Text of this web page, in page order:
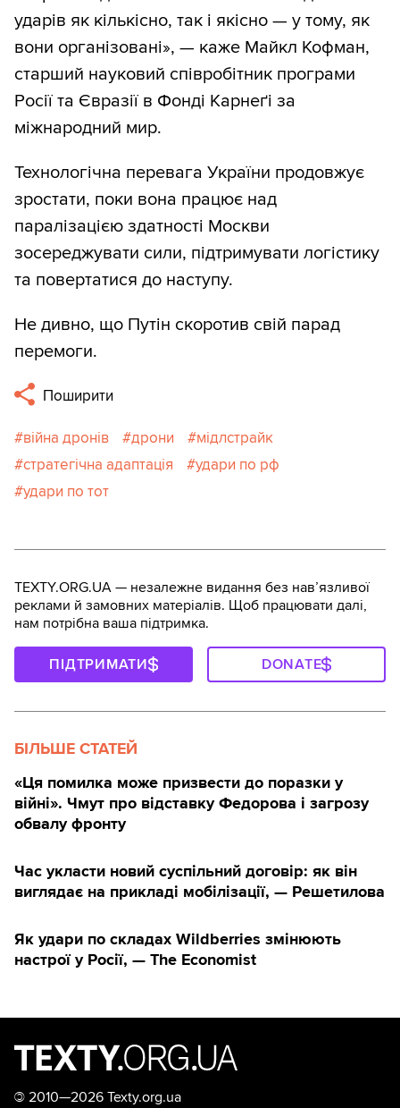
ударів як кількісно, так і якісно — у тому, як
вони організовані», — каже Майкл Кофман,
старший науковий співробітник програми
Росії та Євразії в Фонді Карнеґі за
міжнародний мир.
Технологічна перевага України продовжує
зростати, поки вона працює над
паралізацією здатності Москви
зосереджувати сили, підтримувати логістику
та повертатися до наступу.
Не дивно, що Путін скоротив свій парад
перемоги.
Поширити
війна дронів дрони
мідлстрайк
стратегічна адаптація
удари по рф
удари по тот
TEXTY.ORG.UA — незалежне видання без навʼязливої
реклами й замовних матеріалів. Щоб працювати далі,
нам потрібна ваша підтримка.
ПІДТРИМАТИ DONATE
БІЛЬШЕ СТАТЕЙ
«Ця помилка може призвести до поразки у
війні». Чмут про відставку Федорова і загрозу
обвалу фронту
Час укласти новий суспільний договір: як він
виглядає на прикладі мобілізації, — Решетилова
Як удари по складах Wildberries змінюють
настрої у Росії, — The Economist
© 2010—2026 Texty.org.ua